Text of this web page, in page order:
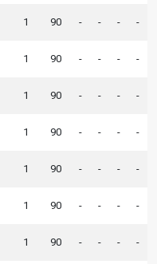
1 90 - - - -
1 90 - - - -
1 90 - - - -
1 90 - - - -
1 90 - - - -
1 90 - - - -
1 90 - - - -